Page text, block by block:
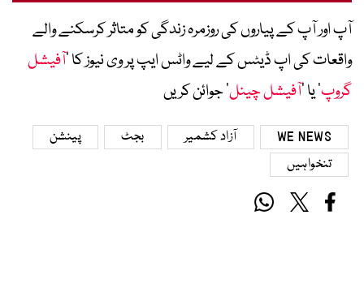
آپ اور آپ کے پیاروں کی روزمرہ زندگی کو متاثر کرسکنے والے
واقعات کی اپ ڈیٹس کے لیے واٹس ایپ پر وی نیوز کا ’آفیشل
گروپ‘ یا ’آفیشل چینل‘ جوائن کریں
WE NEWS آزاد کشمیر بجٹ
پینشن
تنخواہیں